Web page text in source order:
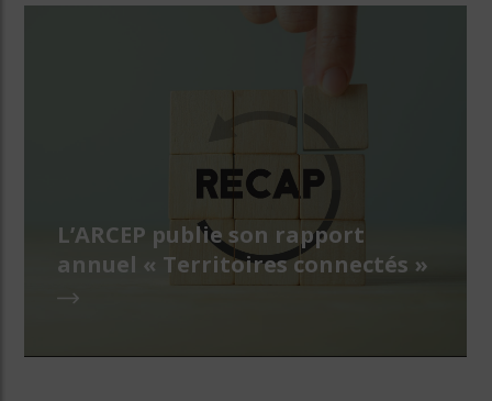
L’ARCEP publie son rapport
annuel « Territoires connectés »